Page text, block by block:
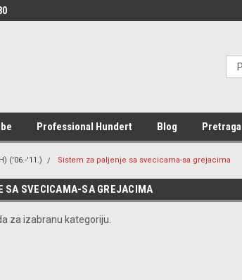
Professional Hundert Blog Pretraga
('06.-'11.) Sistem za paljenje sa svecicama-sa grejacima
SA SVECICAMA-SA GREJACIMA
za izabranu kategoriju.